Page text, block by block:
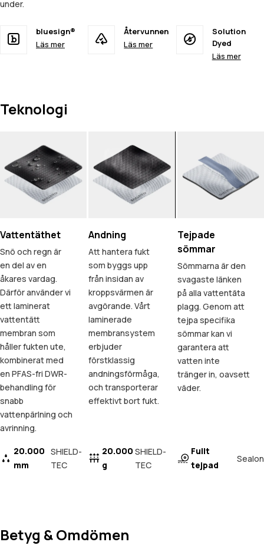
under.
bluesign®
Läs mer
Återvunnen
Läs mer
Solution
Dyed
Läs mer
Teknologi
Vattentäthet
Snö och regn är
en del av en
åkares vardag.
Därför använder vi
ett laminerat
vattentätt
membran som
håller fukten ute,
kombinerat med
en PFAS-fri DWR-
behandling för
snabb
vattenpärlning och
avrinning.
20.000
mm
SHIELD-
TEC
Andning
Att hantera fukt
som byggs upp
från insidan av
kroppsvärmen är
avgörande. Vårt
laminerade
membransystem
erbjuder
förstklassig
andningsförmåga,
och transporterar
effektivt bort fukt.
20.000
g
SHIELD-
TEC
Tejpade
sömmar
Sömmarna är den
svagaste länken
på alla vattentäta
plagg. Genom att
tejpa specifika
sömmar kan vi
garantera att
vatten inte
tränger in, oavsett
väder.
Fullt
tejpad
Sealon
Betyg & Omdömen